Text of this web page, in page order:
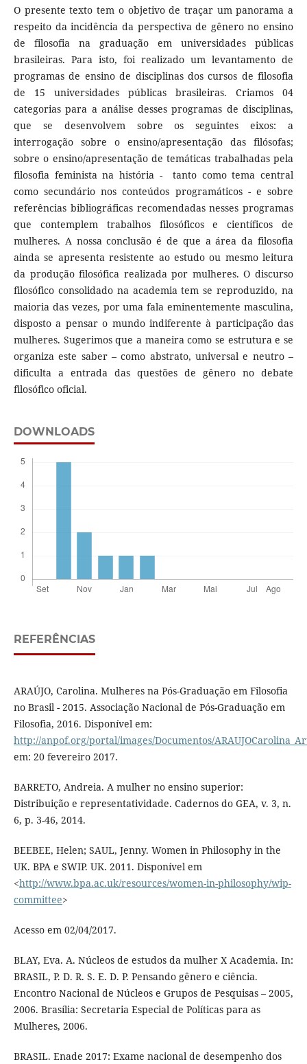
O presente texto tem o objetivo de traçar um panorama a
respeito da incidência da perspectiva de gênero no ensino
de filosofia na graduação em universidades públicas
brasileiras. Para isto, foi realizado um levantamento de
programas de ensino de disciplinas dos cursos de filosofia
de 15 universidades públicas brasileiras. Criamos 04
categorias para a análise desses programas de disciplinas,
que se desenvolvem sobre os seguintes eixos: a
interrogação sobre o ensino/apresentação das filósofas;
sobre o ensino/apresentação de temáticas trabalhadas pela
filosofia feminista na história - tanto como tema central
como secundário nos conteúdos programáticos - e sobre
referências bibliográficas recomendadas nesses programas
que contemplem trabalhos filosóficos e científicos de
mulheres. A nossa conclusão é de que a área da filosofia
ainda se apresenta resistente ao estudo ou mesmo leitura
da produção filosófica realizada por mulheres. O discurso
filosófico consolidado na academia tem se reproduzido, na
maioria das vezes, por uma fala eminentemente masculina,
disposto a pensar o mundo indiferente à participação das
mulheres. Sugerimos que a maneira como se estrutura e se
organiza este saber – como abstrato, universal e neutro –
dificulta a entrada das questões de gênero no debate
filosófico oficial.
DOWNLOADS
REFERÊNCIAS
ARAÚJO, Carolina. Mulheres na Pós-Graduação em Filosofia
no Brasil - 2015. Associação Nacional de Pós-Graduação em
Filosofia, 2016. Disponível em:
http://anpof.org/portal/images/Documentos/
em: 20 fevereiro 2017.
BARRETO, Andreia. A mulher no ensino superior:
Distribuição e representatividade. Cadernos do GEA, v. 3, n.
6, p. 3-46, 2014.
BEEBEE, Helen; SAUL, Jenny. Women in Philosophy in the
UK. BPA e SWIP. UK. 2011. Disponível em
<http://www.bpa.ac.uk/resources/women-in-philosophy/wip-
committee>
Acesso em 02/04/2017.
BLAY, Eva. A. Núcleos de estudos da mulher X Academia. In:
BRASIL, P. D. R. S. E. D. P. Pensando gênero e ciência.
Encontro Nacional de Núcleos e Grupos de Pesquisas – 2005,
2006. Brasília: Secretaria Especial de Políticas para as
Mulheres, 2006.
BRASIL. Enade 2017: Exame nacional de desempenho dos